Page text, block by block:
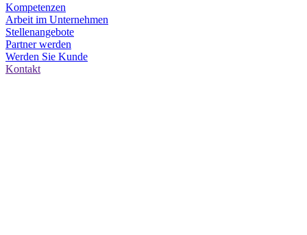
Kompetenzen
Arbeit im Unternehmen
Stellenangebote
Partner werden
Werden Sie Kunde
Kontakt